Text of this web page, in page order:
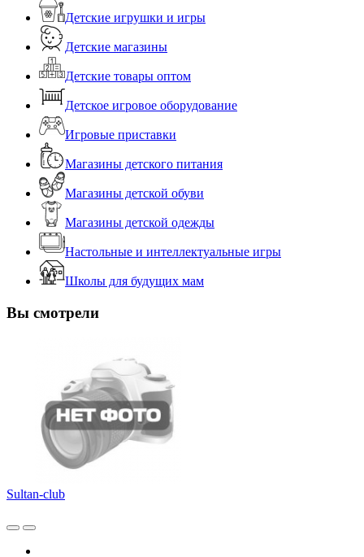
Детские игрушки и игры
Детские магазины
Детские товары оптом
Детское игровое оборудование
Игровые приставки
Магазины детского питания
Магазины детской обуви
Магазины детской одежды
Настольные и интеллектуальные игры
Школы для будущих мам
Вы смотрели
Sultan-club